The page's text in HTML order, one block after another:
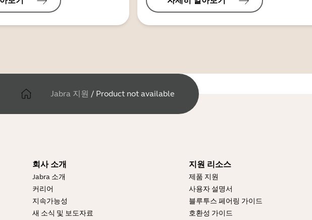
Jabra 지원 / Product not available
회사 소개
Jabra 소개
커리어
지속가능성
새 소식 및 보도자료
지원 리소스
제품 지원
사용자 설명서
블루투스 페어링 가이드
호환성 가이드